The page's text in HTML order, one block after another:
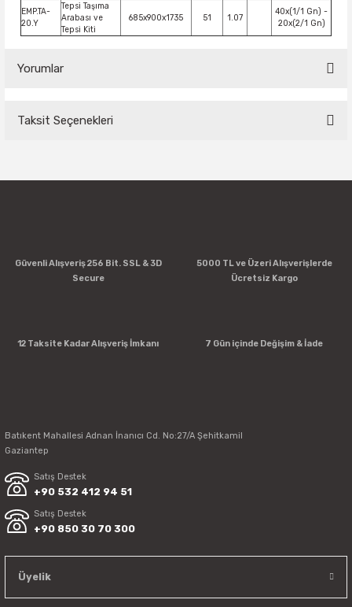
EMP.TA-
20.Y
Tepsi Taşıma
Arabası ve
Tepsi Kiti
685x900x1735 51 1.07
40x(1/1 Gn) -
20x(2/1 Gn)
Yorumlar
Yorum Yaz
Taksit Seçenekleri
Güvenli Alışveriş 256 Bit. SSL & 3D
Secure
5000 TL ve Üzeri Alışverişlerde
Ücretsiz Kargo
12 Taksite Kadar Alışveriş İmkanı 7 Gün içinde Değişim & İade
Batıkent Mahallesi Adnan İnanıcı Cd. No:27/A Şehitkamil
Gaziantep
Satış Destek
+90 532 412 94 51
Satış Destek
+90 850 30 70 300
Üyelik